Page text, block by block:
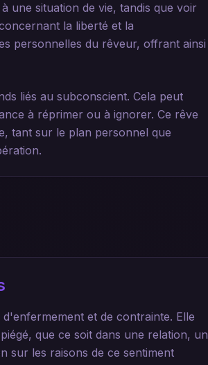
une situation de vie, tandis que voir
la liberté et la
personnelles du rêveur, offrant ainsi
liés au subconscient. Cela peut
à réprimer ou à ignorer. Ce rêve
tant sur le plan personnel que
et de contrainte. Elle
que ce soit dans une relation, un
sur les raisons de ce sentiment